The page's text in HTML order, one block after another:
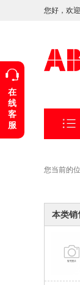
您好，欢
您当前的位
本类销
在
线
客
服